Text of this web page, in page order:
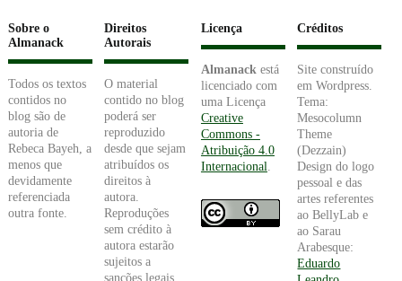
Sobre o
Almanack
Todos os textos
contidos no
blog são de
autoria de
Rebeca Bayeh, a
menos que
devidamente
referenciada
outra fonte.
Direitos
Autorais
O material
contido no blog
poderá ser
reproduzido
desde que sejam
atribuídos os
direitos à
autora.
Reproduções
sem crédito à
autora estarão
sujeitos a
sanções legais.
Licença
Almanack está
licenciado com
uma Licença
Creative
Commons -
Atribuição 4.0
Internacional
Créditos
Site construído
em Wordpress.
Tema:
Mesocolumn
Theme
(Dezzain)
Design do logo
pessoal e das
artes referentes
ao BellyLab e
ao Sarau
Arabesque:
Eduardo